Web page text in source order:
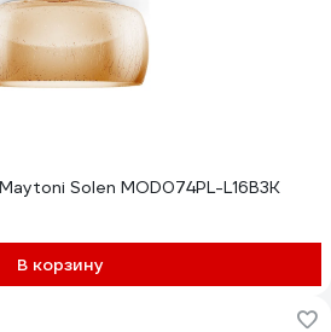
Solen MOD074PL-L16B3K
В корзину